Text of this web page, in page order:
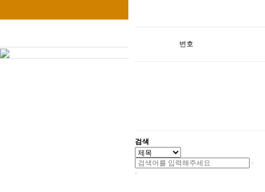
번호
검색